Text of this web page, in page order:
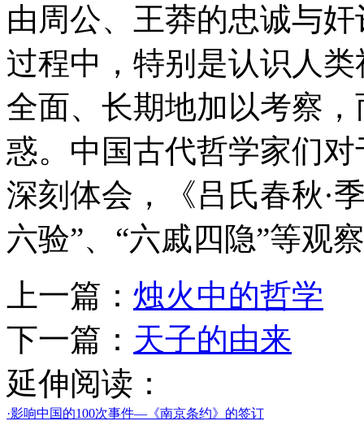
由周公、王莽的忠诚与
过程中，特别是认识人
全面、长期地加以考察
惑。中国古代哲学家们
深刻体会，《吕氏春秋·
六验”、“六戚四隐”等观
上一篇： 烛火中的哲学
下一篇： 天子的由来
延伸阅读：
·影响中国的100次事件—《南京条约》的签订